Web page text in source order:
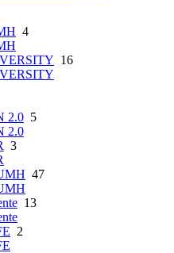
4
16
2.0 5
2.0
3
47
13
2